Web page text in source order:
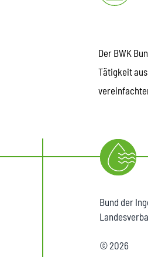
Der BWK
Tätigkeit
Bund der
© 2026